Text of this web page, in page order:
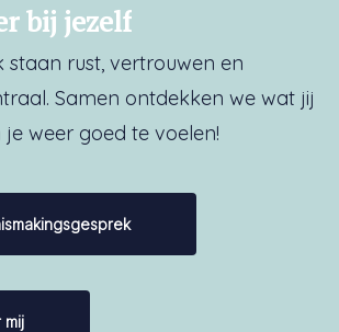
bij jezelf
rust, vertrouwen en
Samen ontdekken we wat jij
weer goed te voelen!
mij